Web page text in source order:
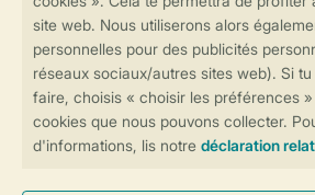
Réservations en ligne rapides
Transmission sécurisée des
Paiement sécurisé